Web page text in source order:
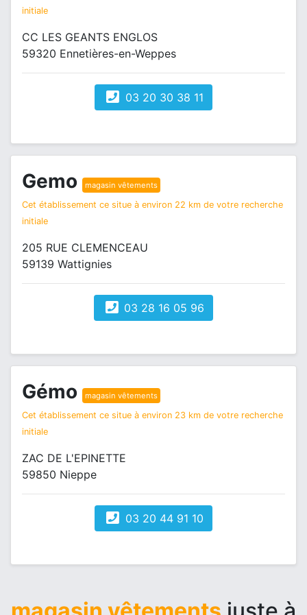
initiale
CC LES GEANTS ENGLOS
59320 Ennetières-en-Weppes
03 20 30 38 11
Gemo magasin vêtements
Cet établissement ce situe à environ 22 km de votre recherche
initiale
205 RUE CLEMENCEAU
59139 Wattignies
03 28 16 05 96
Gémo magasin vêtements
Cet établissement ce situe à environ 23 km de votre recherche
initiale
ZAC DE L'EPINETTE
59850 Nieppe
03 20 44 91 10